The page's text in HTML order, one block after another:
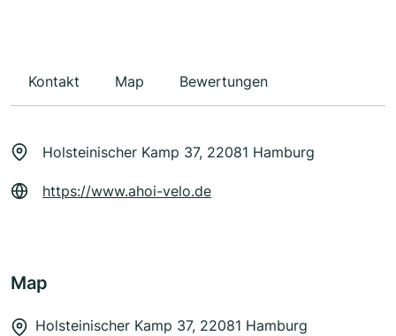
Kontakt Map Bewertungen
Holsteinischer Kamp 37, 22081 Hamburg
https://www.ahoi-velo.de
Map
Holsteinischer Kamp 37, 22081 Hamburg